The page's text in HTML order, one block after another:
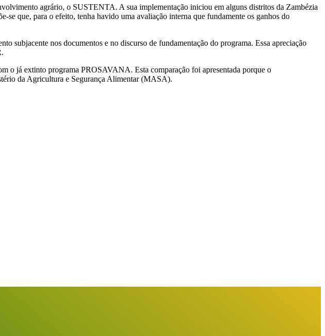
agrário, o SUSTENTA. A sua implementação iniciou em alguns distritos da Zambézia
que, para o efeito, tenha havido uma avaliação interna que fundamente os ganhos do
subjacente nos documentos e no discurso de fundamentação do programa. Essa apreciação
o já extinto programa PROSAVANA. Esta comparação foi apresentada porque o
da Agricultura e Segurança Alimentar (MASA).